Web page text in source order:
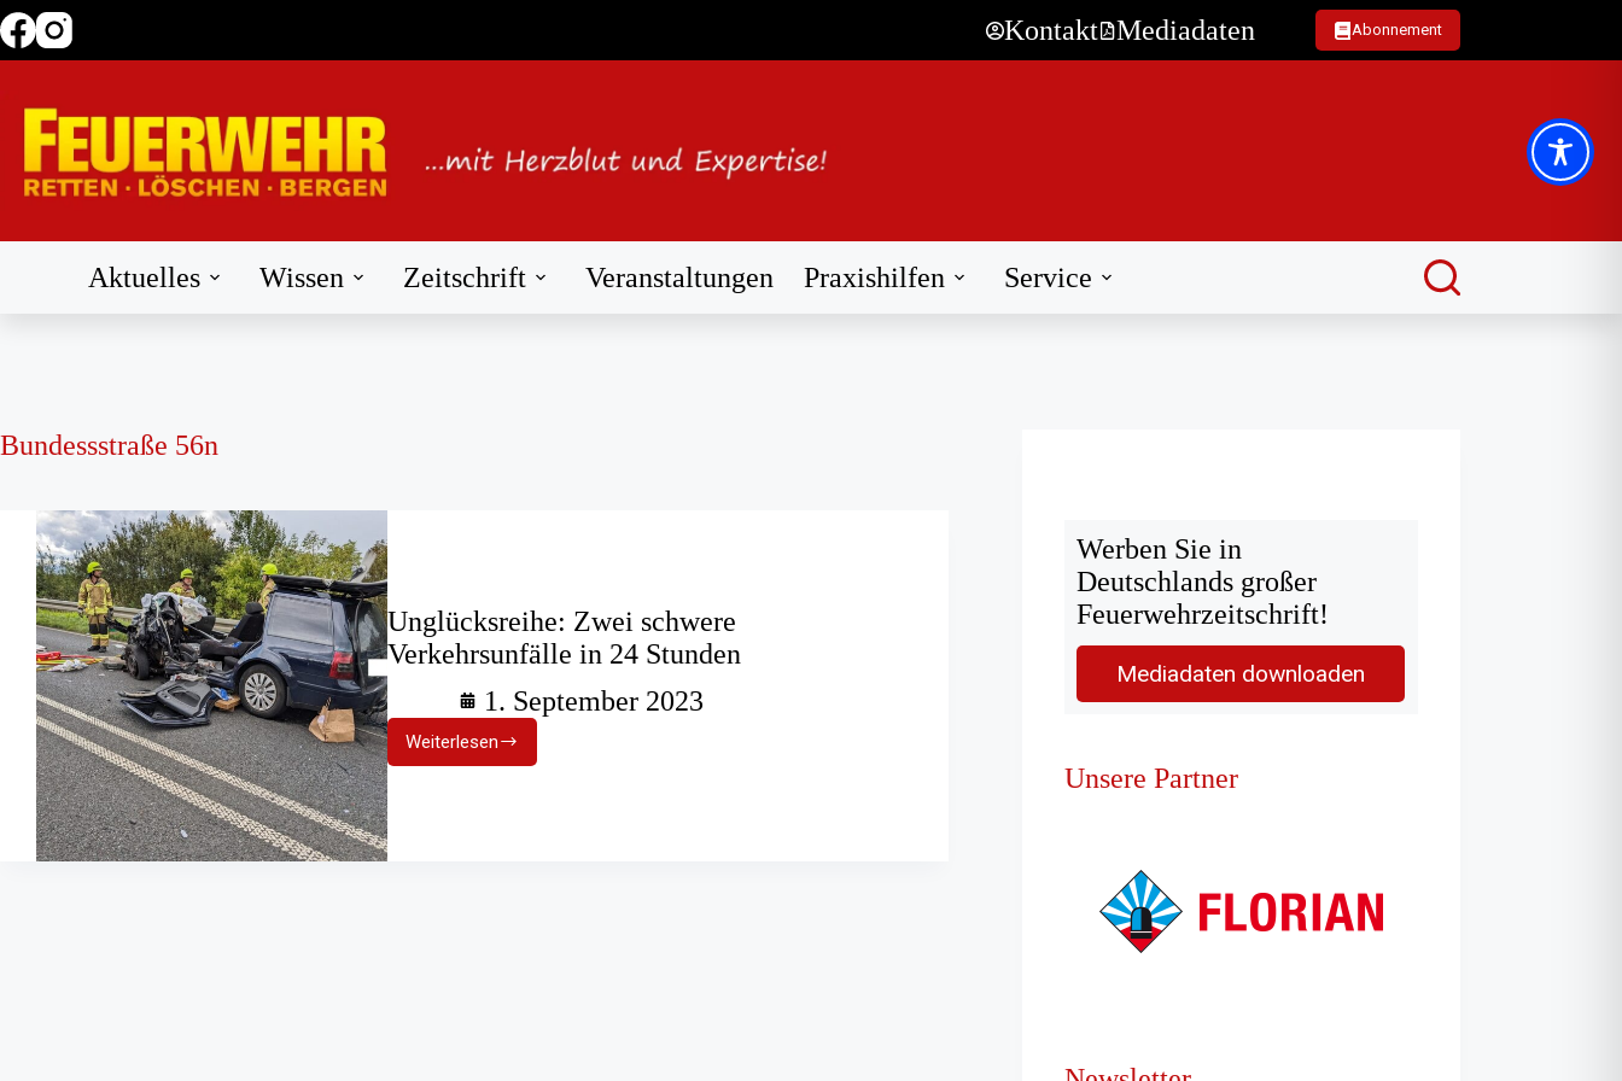
Zum
Inhalt
Kontakt Mediadaten Abonnement
Aktuelles Wissen Zeitschrift Veranstaltungen Praxishilfen Service
Bundessstraße 56n
Unglücksreihe: Zwei schwere
Verkehrsunfälle in 24 Stunden
1. September 2023
WeiterlesenUnglücksreihe:
Zwei
Werben Sie in
Deutschlands großer
Feuerwehrzeitschrift!
Mediadaten downloaden
Unsere Partner